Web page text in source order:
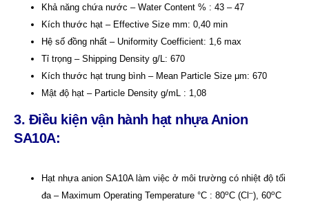
Khả năng chứa nước – Water Content % : 43 – 47
Kích thước hạt – Effective Size mm: 0,40 min
Hệ số đồng nhất – Uniformity Coefficient: 1,6 max
Tỉ trọng – Shipping Density g/L: 670
Kích thước hạt trung bình – Mean Particle Size μm: 670
Mật độ hạt – Particle Density g/mL : 1,08
3. Điều kiện vận hành hạt nhựa Anion
SA10A:
Hạt nhựa anion SA10A làm việc ở môi trường có nhiệt độ tối
đa – Maximum Operating Temperature °C : 80oC (Cl–), 60oC